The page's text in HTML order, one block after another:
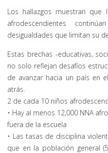
Los hallazgos muestran que
afrodescendientes
desigualdades que limitan su
Estas brechas -educativas,
no solo reflejan desafíos
de avanzar hacia un país en
atrás.
2 de cada 10 niños
• Hay al menos 12,000 NNA
fuera de la escuela
• Las tasas de disciplina
que en la población general